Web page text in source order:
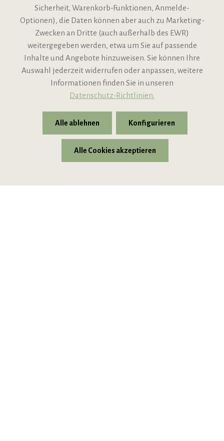
VIPINO Service
Informationen
Support
* Alle Preise inkl. gesetzl. Mehrwertsteuer zzgl.Versandkosten
Sicherheit, Warenkorb-Funktionen, Anmelde-
Optionen), die Daten können aber auch zu Marketing-
Zwecken an Dritte (auch außerhalb des EWR)
weitergegeben werden, etwa um Sie auf passende
Inhalte und Angebote hinzuweisen. Sie können Ihre
Auswahl jederzeit widerrufen oder anpassen, weitere
Informationen finden Sie in unseren
Datenschutz-Richtlinien.
Alle ablehnen Konfigurieren
Alle Cookies akzeptieren